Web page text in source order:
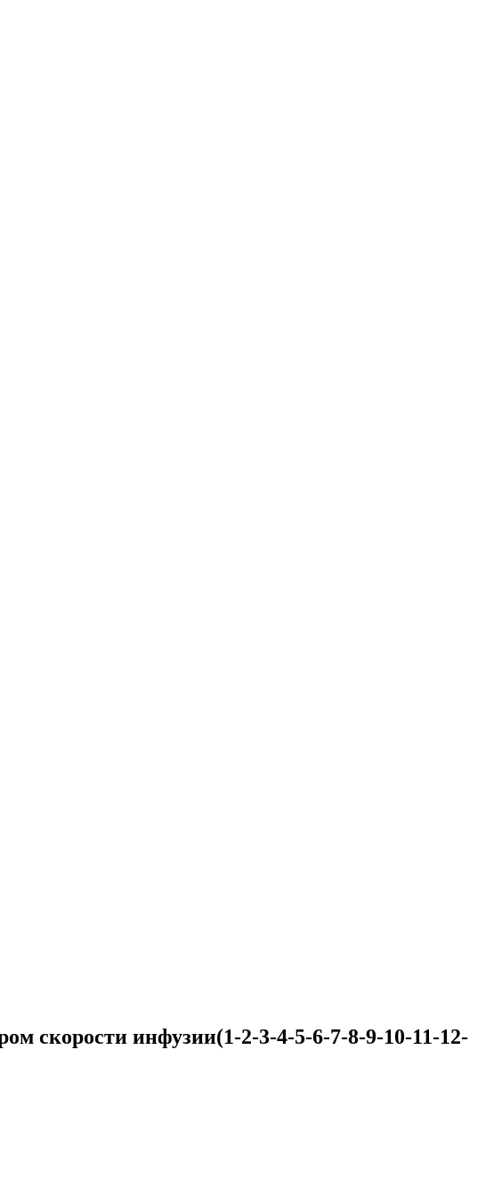
скорости инфузии(1-2-3-4-5-6-7-8-9-10-11-12-